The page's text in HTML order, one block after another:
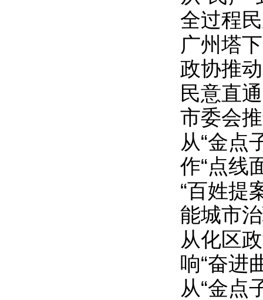
全过程
广州塔
政协推
民意直
市委会
从“金点
作“点线
“百姓提
能城市
从化区
响“奋进
从“金点